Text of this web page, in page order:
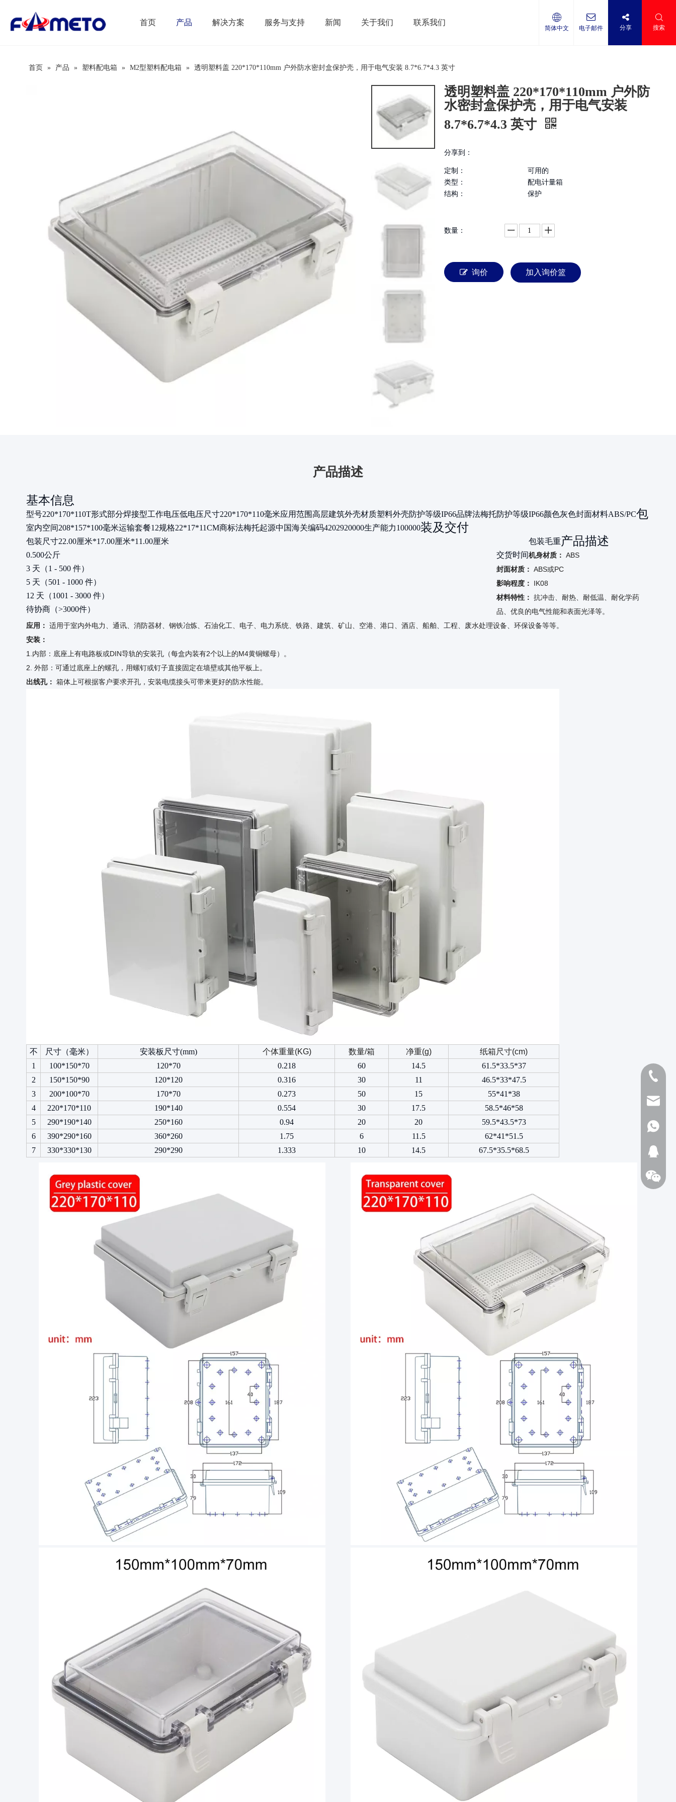
首页 产品 解决方案 服务与支持 新闻 关于我们 联系我们
简体中文 电子邮件 分享 搜索
首页 » 产品 » 塑料配电箱 » M2型塑料配电箱 » 透明塑料盖 220*170*110mm 户外防水密封盒保护壳，用于电气安装 8.7*6.7*4.3 英寸
透明塑料盖 220*170*110mm 户外防
水密封盒保护壳，用于电气安装
8.7*6.7*4.3 英寸
分享到：
定制：
可用的
类型：
配电计量箱
结构：
保护
数量：
询价 加入询价篮
产品描述
基本信息
型号220*170*110T形式部分焊接型工作电压低电压尺寸220*170*110毫米应用范围高层建筑外壳材质塑料外壳防护等级IP66品牌法梅托防护等级IP66颜色灰色封面材料ABS/PC
室内空间208*157*100毫米运输套餐12规格22*17*11CM商标法梅托起源中国海关编码4202920000生产能力100000
包
装及交付
包装尺寸22.00厘米*17.00厘米*11.00厘米
包装毛重
0.500公斤
交货时间
3 天（1 - 500 件）
5 天（501 - 1000 件）
12 天（1001 - 3000 件）
待协商（>3000件）
产品描述
机身材质： ABS
封面材质： ABS或PC
影响程度：
IK08
材料特性： 抗冲击、耐热、耐低温、耐化学药
品、优良的电气性能和表面光泽等。
应用： 适用于室内外电力、通讯、消防器材、钢铁冶炼、石油化工、电子、电力系统、铁路、建筑、矿山、空港、港口、酒店、船舶、工程、废水处理设备、环保设备等等。
安装：
1.内部：底座上有电路板或DIN导轨的安装孔（每盒内装有2个以上的M4黄铜螺母）。
2. 外部：可通过底座上的螺孔，用螺钉或钉子直接固定在墙壁或其他平板上。
出线孔： 箱体上可根据客户要求开孔，安装电缆接头可带来更好的防水性能。
不 尺寸（毫米） 安装板尺寸(mm) 个体重量(KG) 数量/箱 净重(g)
纸箱尺寸(cm)
1
100*150*70 120*70 0.218 60 14.5
61.5*33.5*37
2
150*150*90 120*120 0.316 30 11
46.5*33*47.5
3
200*100*70 170*70 0.273 50 15
55*41*38
4
220*170*110 190*140 0.554 30 17.5
58.5*46*58
5
290*190*140 250*160 0.94 20 20
59.5*43.5*73
6
390*290*160 360*260 1.75 6 11.5
62*41*51.5
7
330*330*130 290*290 1.333 10 14.5 67.5*35.5*68.5